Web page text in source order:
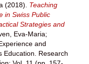
(2018). Teaching
in Swiss Public
Strategies and
Eva-Maria;
and
Education. Research